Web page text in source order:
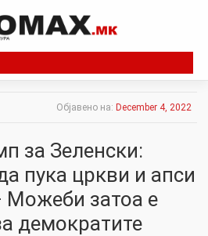
Објавено на: December 4, 2022
за Зеленски:
пука цркви и апси
Можеби затоа е
демократите